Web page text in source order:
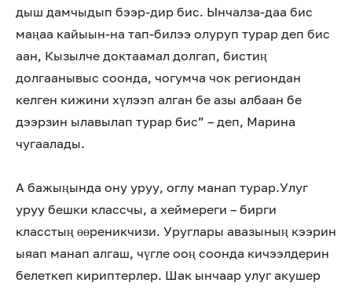
дыш дамчыдып бээр-дир бис. Ынчалза-даа бис
маңаа кайыын-на тап-билээ олуруп турар деп бис
аан, Кызылче доктаамал долгап, бистиң
долгаанывыс соонда, чогумча чок региондан
келген кижини хүлээп алган бе азы албаан бе
дээрзин ылавылап турар бис” – деп, Марина
чугаалады.
А бажыңында ону уруу, оглу манап турар.Улуг
уруу бешки классчы, а хеймереги – бирги
класстың өөреникчизи. Уруглары авазының кээрин
ыяап манап алгаш, чүгле ооң соонда кичээлдерин
белеткеп кириптерлер. Шак ынчаар улуг акушер